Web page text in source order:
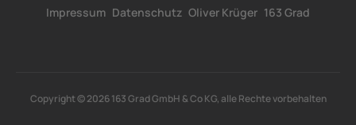
Impressum Datenschutz Oliver Krüger 163 Grad
Copyright © 2026 163 Grad GmbH & Co KG, alle Rechte vorbehalten